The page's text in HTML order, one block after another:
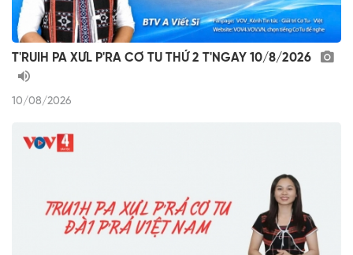
T'RUIH PA XƯL P'RA CƠ TU THỨ 2 T'NGAY 10/8/2026
10/08/2026